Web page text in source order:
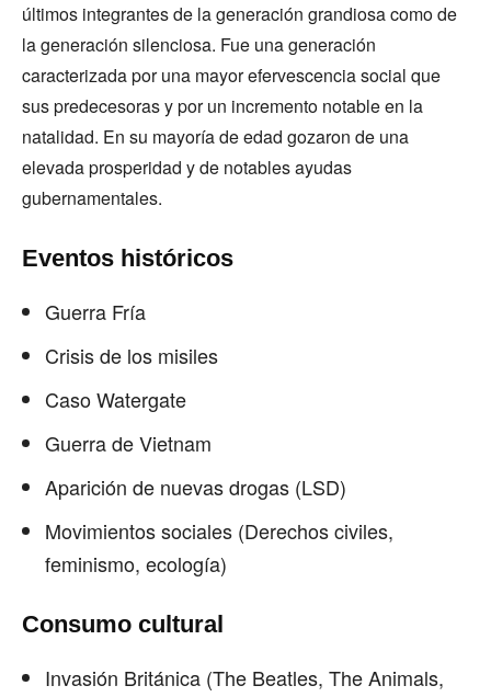
últimos integrantes de la generación grandiosa como de
la generación silenciosa. Fue una generación
caracterizada por una mayor efervescencia social que
sus predecesoras y por un incremento notable en la
natalidad. En su mayoría de edad gozaron de una
elevada prosperidad y de notables ayudas
gubernamentales.
Eventos históricos
Guerra Fría
Crisis de los misiles
Caso Watergate
Guerra de Vietnam
Aparición de nuevas drogas (LSD)
Movimientos sociales (Derechos civiles,
feminismo, ecología)
Consumo cultural
Invasión Británica (The Beatles, The Animals,